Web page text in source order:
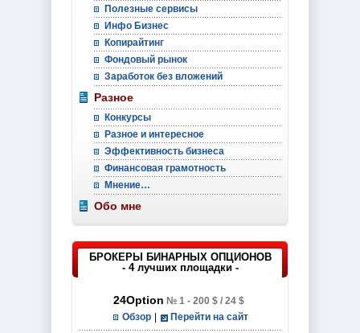
Полезные сервисы
Инфо Бизнес
Копирайтинг
Фондовый рынок
Заработок без вложений
Разное
Конкурсы
Разное и интересное
Эффективность бизнеса
Финансовая грамотность
Мнение…
Обо мне
БРОКЕРЫ БИНАРНЫХ ОПЦИОНОВ
- 4 лучших площадки -
24Option № 1 - 200 $ / 24 $
Обзор Перейти на сайт